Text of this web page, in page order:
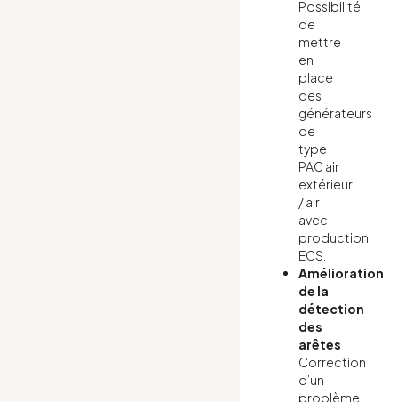
Possibilité
de
mettre
en
place
des
générateurs
de
type
PAC air
extérieur
/ air
avec
production
ECS.
Amélioration
de la
détection
des
arêtes
Correction
d’un
problème